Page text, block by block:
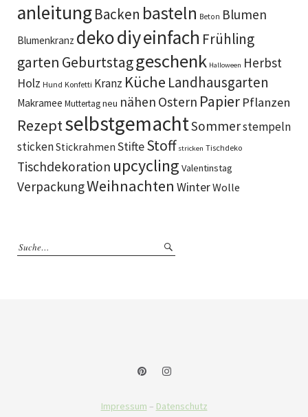
anleitungBacken basteln Beton Blumen
Blumenkranz dekodiyeinfach Frühling
garten Geburtstaggeschenk Halloween Herbst
Holz Hund Konfetti Kranz Küche Landhausgarten
Makramee Muttertagneu nähen Ostern Papier Pflanzen
RezeptselbstgemachtSommerstempeln
stickenStickrahmen StifteStoff stricken Tischdeko
Tischdekoration upcycling Valentinstag
VerpackungWeihnachten WinterWolle
Impressum – Datenschutz